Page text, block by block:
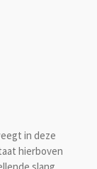
in deze
hierboven